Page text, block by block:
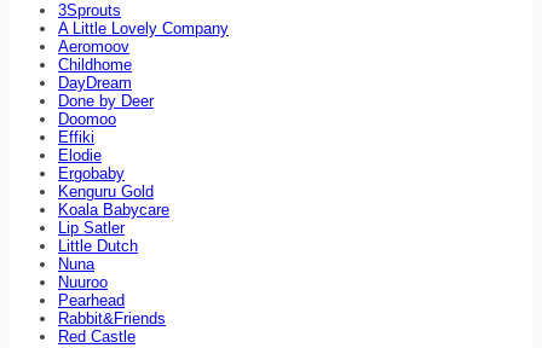
3Sprouts
A Little Lovely Company
Aeromoov
Childhome
DayDream
Done by Deer
Doomoo
Effiki
Elodie
Ergobaby
Kenguru Gold
Koala Babycare
Lip Satler
Little Dutch
Nuna
Nuuroo
Pearhead
Rabbit&Friends
Red Castle